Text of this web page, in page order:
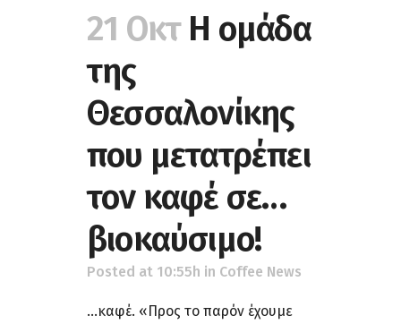
21 Οκτ H ομάδα
της
Θεσσαλονίκης
που μετατρέπει
τον καφέ σε…
βιοκαύσιμο!
Posted at 10:55h in Coffee News
...καφέ. «Προς το παρόν έχουμε